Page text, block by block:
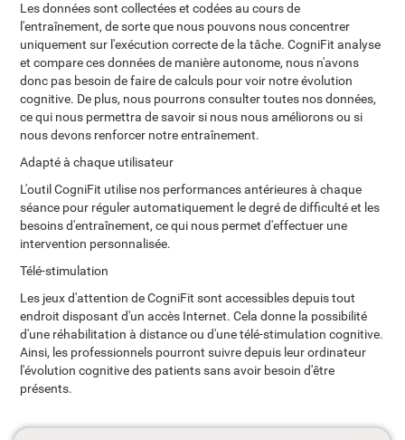
Les données sont collectées et codées au cours de
l'entraînement, de sorte que nous pouvons nous concentrer
uniquement sur l'exécution correcte de la tâche. CogniFit analyse
et compare ces données de manière autonome, nous n'avons
donc pas besoin de faire de calculs pour voir notre évolution
cognitive. De plus, nous pourrons consulter toutes nos données,
ce qui nous permettra de savoir si nous nous améliorons ou si
nous devons renforcer notre entraînement.
Adapté à chaque utilisateur
L'outil CogniFit utilise nos performances antérieures à chaque
séance pour réguler automatiquement le degré de difficulté et les
besoins d'entraînement, ce qui nous permet d'effectuer une
intervention personnalisée.
Télé-stimulation
Les jeux d'attention de CogniFit sont accessibles depuis tout
endroit disposant d'un accès Internet. Cela donne la possibilité
d'une réhabilitation à distance ou d'une télé-stimulation cognitive.
Ainsi, les professionnels pourront suivre depuis leur ordinateur
l'évolution cognitive des patients sans avoir besoin d'être
présents.